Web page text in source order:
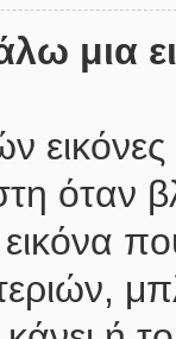
μια
όταν
εικόνα